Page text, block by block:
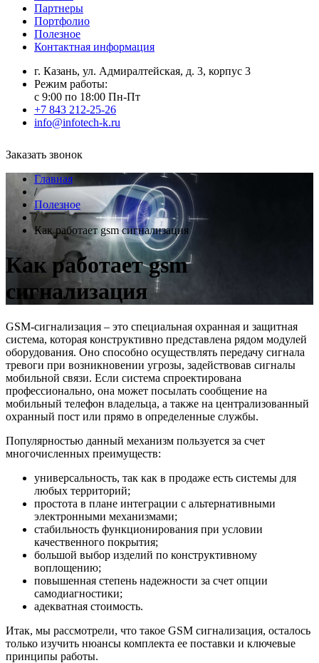
Партнеры
Портфолио
Полезное
Контактная информация
г. Казань, ул. Адмиралтейская, д. 3, корпус 3
Режим работы:
с 9:00 по 18:00 Пн-Пт
+7 843 212-25-26
info@infotech-k.ru
Заказать звонок
Главная
/
Полезное
/
Как работает gsm сигнализация
Как работает gsm
сигнализация
GSM-сигнализация – это специальная охранная и защитная
система, которая конструктивно представлена рядом модулей
оборудования. Оно способно осуществлять передачу сигнала
тревоги при возникновении угрозы, задействовав сигналы
мобильной связи. Если система спроектирована
профессионально, она может посылать сообщение на
мобильный телефон владельца, а также на централизованный
охранный пост или прямо в определенные службы.
Популярностью данный механизм пользуется за счет
многочисленных преимуществ:
универсальность, так как в продаже есть системы для
любых территорий;
простота в плане интеграции с альтернативными
электронными механизмами;
стабильность функционирования при условии
качественного покрытия;
большой выбор изделий по конструктивному
воплощению;
повышенная степень надежности за счет опции
самодиагностики;
адекватная стоимость.
Итак, мы рассмотрели, что такое GSM сигнализация, осталось
только изучить нюансы комплекта ее поставки и ключевые
принципы работы.